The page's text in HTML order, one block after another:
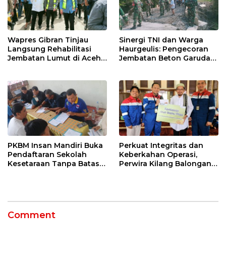
Wapres Gibran Tinjau
Langsung Rehabilitasi
Jembatan Lumut di Aceh
Sinergi TNI dan Warga
Haurgeulis: Pengecoran
Jembatan Beton Garuda
PKBM Insan Mandiri Buka
Pendaftaran Sekolah
Kesetaraan Tanpa Batas
Perkuat Integritas dan
Keberkahan Operasi,
Perwira Kilang Balongan
Comment